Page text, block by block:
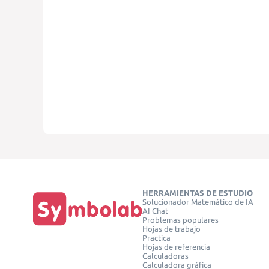
HERRAMIENTAS DE ESTUDIO
Solucionador Matemático de IA
AI Chat
Problemas populares
Hojas de trabajo
Practica
Hojas de referencia
Calculadoras
Calculadora gráfica